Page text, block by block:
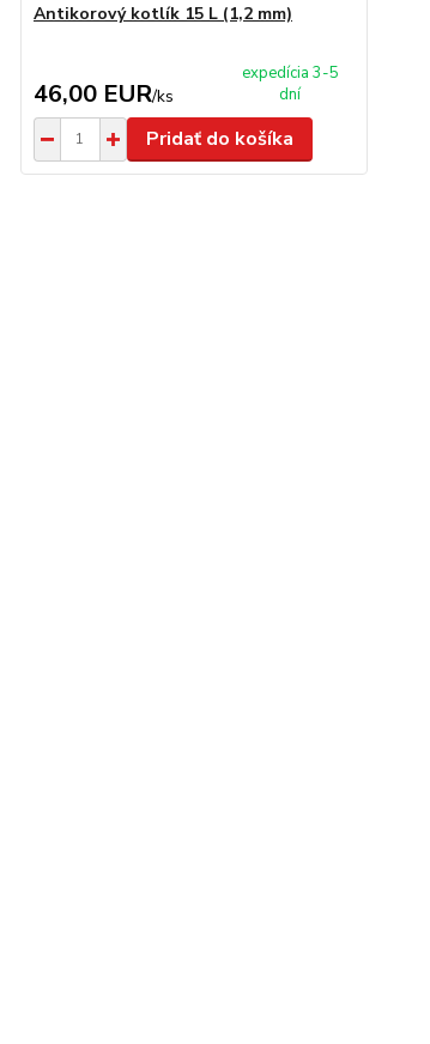
Antikorový kotlík 15 L (1,2 mm)
46,00 EUR/ks
expedícia 3-5
dní
Pridať do košíka